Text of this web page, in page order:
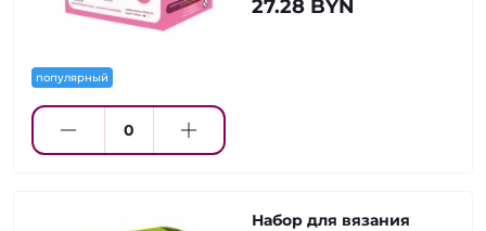
популярный
27.28 BYN
Набор для вязания